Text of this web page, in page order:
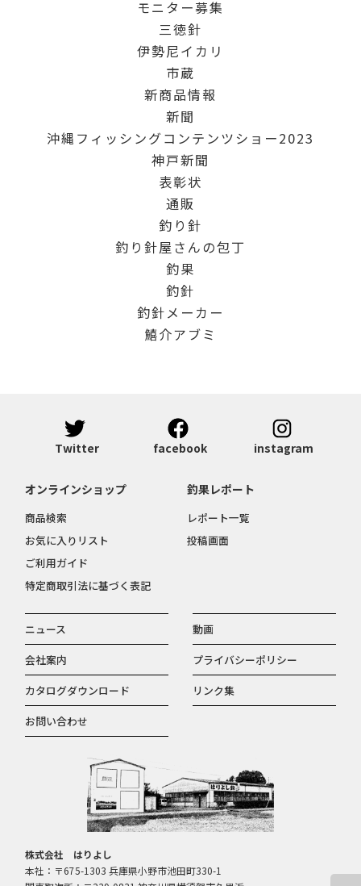
モニター募集
三徳針
伊勢尼イカリ
市蔵
新商品情報
新聞
沖縄フィッシングコンテンツショー2023
神戸新聞
表彰状
通販
釣り針
釣り針屋さんの包丁
釣果
釣針
釣針メーカー
鱚介アブミ
Twitter facebook instagram
株式会社 はりよし
本社：〒675-1303 兵庫県小野市池田町330-1
ニュース
動画
会社案内
プライバシーポリシー
カタログダウンロード
リンク集
お問い合わせ
オンラインショップ
商品検索
お気に入りリスト
ご利用ガイド
特定商取引法に基づく表記
釣果レポート
レポート一覧
投稿画面